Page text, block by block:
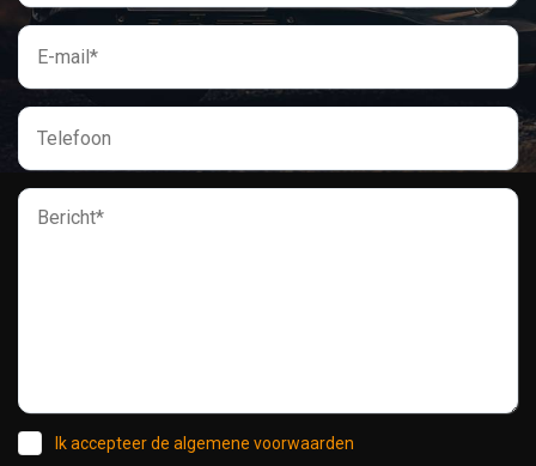
Ik accepteer de algemene voorwaarden